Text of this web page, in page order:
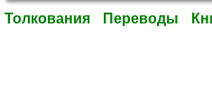
Толкования Переводы